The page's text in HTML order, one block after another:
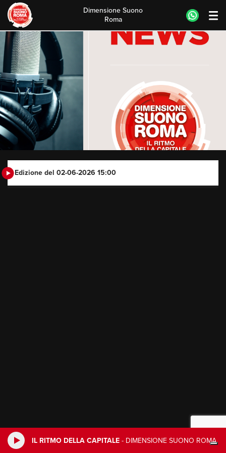
IL RITMO DELLA CAPITALE - DIMENSIONE SUONO ROMA
Skip
to
content
Dimensione Suono
Roma
Edizione del 02-06-2026 15:00